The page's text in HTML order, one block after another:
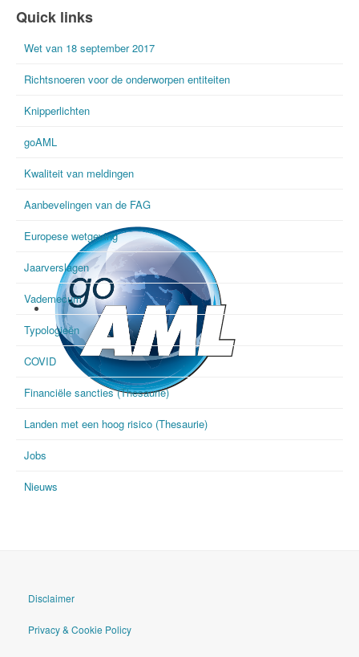
International FIU Day
Quick links
Wet van 18 september 2017
Richtsnoeren voor de onderworpen entiteiten
Knipperlichten
goAML
Kwaliteit van meldingen
Aanbevelingen van de FAG
Europese wetgeving
Jaarverslagen
Vademecum
Typologieën
COVID
Financiële sancties (Thesaurie)
Landen met een hoog risico (Thesaurie)
Jobs
Nieuws
Disclaimer
Privacy & Cookie Policy